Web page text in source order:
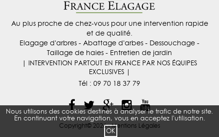
Au plus proche de chez-vous pour une intervention rapide
et de qualité.
Elagage d'arbres - Abattage d'arbes - Dessouchage -
Taillage de haies - Entretien de jardin
| INTERVENTION PARTOUT EN FRANCE PAR NOS ÉQUIPES
EXCLUSIVES |
Tél : 09 70 18 37 79
Copyright© 2026 -Mentions Légales
Nous utilisons des cookies destinés à analyser le trafic de notre site.
En continuant votre navigation, vous en acceptez l'utilisation.
OK